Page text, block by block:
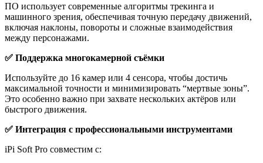
ПО использует современные алгоритмы трекинга и
машинного зрения, обеспечивая точную передачу движений,
включая наклоны, повороты и сложные взаимодействия
между персонажами.
✅ Поддержка многокамерной съёмки
Используйте до 16 камер или 4 сенсора, чтобы достичь
максимальной точности и минимизировать “мертвые зоны”.
Это особенно важно при захвате нескольких актёров или
быстрого движения.
✅ Интеграция с профессиональными инструментами
iPi Soft Pro совместим с: